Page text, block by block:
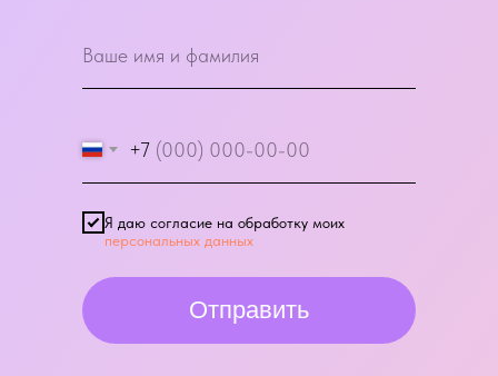
+7
Я даю согласие на обработку моих
персональных данных
Отправить